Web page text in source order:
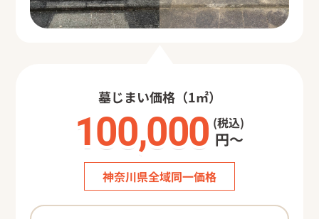
墓じまい価格（1㎡）
100,000
100,000 円～
(税込)
神奈川県全域同一価格